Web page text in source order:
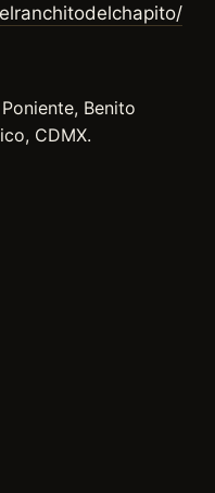
Benito
CDMX.